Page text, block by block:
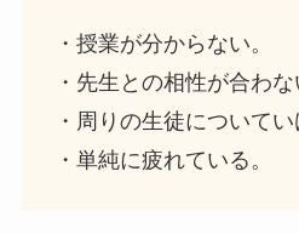
・授業が分からない。
・先生との相性が合わな
・周りの生徒についてい
・単純に疲れている。